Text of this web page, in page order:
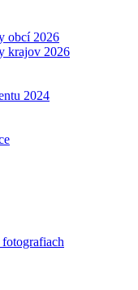
obcí 2026
krajov 2026
2024